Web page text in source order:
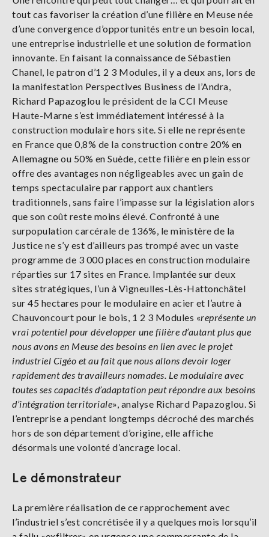
tout cas favoriser la création d’une filière en Meuse née
d’une convergence d’opportunités entre un besoin local,
une entreprise industrielle et une solution de formation
innovante. En faisant la connaissance de Sébastien
Chanel, le patron d’1 2 3 Modules, il y a deux ans, lors de
la manifestation Perspectives Business de l’Andra,
Richard Papazoglou le président de la CCI Meuse
Haute-Marne s’est immédiatement intéressé à la
construction modulaire hors site. Si elle ne représente
en France que 0,8% de la construction contre 20% en
Allemagne ou 50% en Suède, cette filière en plein essor
offre des avantages non négligeables avec un gain de
temps spectaculaire par rapport aux chantiers
traditionnels, sans faire l’impasse sur la législation alors
que son coût reste moins élevé. Confronté à une
surpopulation carcérale de 136%, le ministère de la
Justice ne s’y est d’ailleurs pas trompé avec un vaste
programme de 3 000 places en construction modulaire
réparties sur 17 sites en France. Implantée sur deux
sites stratégiques, l’un à Vigneulles-Lès-Hattonchâtel
sur 45 hectares pour le modulaire en acier et l’autre à
Chauvoncourt pour le bois, 1 2 3 Modules «représente un
vrai potentiel pour développer une filière d’autant plus que
nous avons en Meuse des besoins en lien avec le projet
industriel Cigéo et au fait que nous allons devoir loger
rapidement des travailleurs nomades. Le modulaire avec
toutes ses capacités d’adaptation peut répondre aux besoins
d’intégration territoriale», analyse Richard Papazoglou. Si
l’entreprise a pendant longtemps décroché des marchés
hors de son département d’origine, elle affiche
désormais une volonté d’ancrage local.
Le démonstrateur
La première réalisation de ce rapprochement avec
l’industriel s’est concrétisée il y a quelques mois lorsqu’il